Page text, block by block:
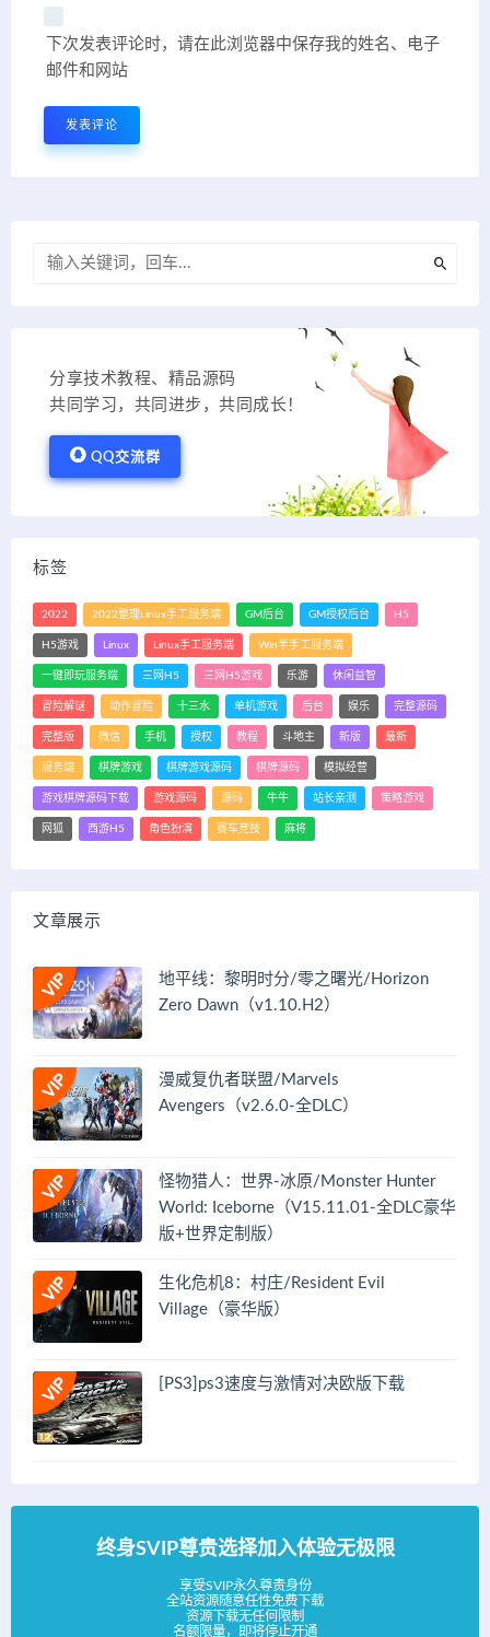
下次发表评论时，请在此浏览器中保存我的姓名、电子
邮件和网站
分享技术教程、精品源码
共同学习，共同进步，共同成长！
QQ交流群
标签
2022 2022整理Linux手工服务端 GM后台 GM授权后台 H5
H5游戏 Linux Linux手工服务端 Win半手工服务端
一键即玩服务端 三网H5 三网H5游戏 乐游 休闲益智
冒险解谜 动作冒险 十三水 单机游戏 后台 娱乐 完整源码
完整版 微信 手机 授权 教程 斗地主 新版 最新
服务端 棋牌游戏 棋牌游戏源码 棋牌源码 模拟经营
游戏棋牌源码下载 游戏源码 源码 牛牛 站长亲测 策略游戏
网狐 西游H5 角色扮演 赛车竞技 麻将
文章展示
地平线：黎明时分/零之曙光/Horizon
Zero Dawn（v1.10.H2）
漫威复仇者联盟/Marvels
Avengers（v2.6.0-全DLC）
怪物猎人：世界-冰原/Monster Hunter
World: Iceborne（V15.11.01-全DLC豪华
版+世界定制版）
生化危机8：村庄/Resident Evil
Village（豪华版）
[PS3]ps3速度与激情对决欧版下载
终身SVIP尊贵选择加入体验无极限
享受SVIP永久尊贵身份
全站资源随意任性免费下载
资源下载无任何限制
名额限量，即将停止开通